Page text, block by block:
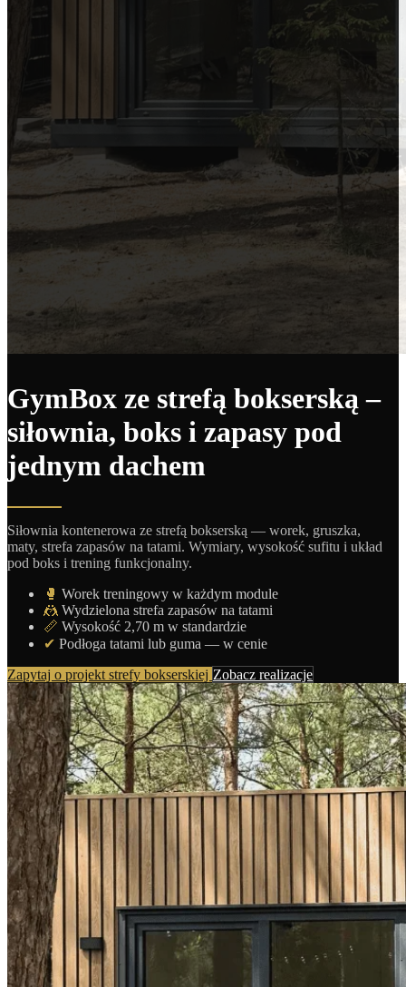
GymBox ze strefą bokserską –
siłownia, boks i zapasy pod
jednym dachem
Siłownia kontenerowa ze strefą bokserską — worek, gruszka,
maty, strefa zapasów na tatami. Wymiary, wysokość sufitu i układ
pod boks i trening funkcjonalny.
🥊 Worek treningowy w każdym module
🤼 Wydzielona strefa zapasów na tatami
📏 Wysokość 2,70 m w standardzie
✔ Podłoga tatami lub guma — w cenie
Zapytaj o projekt strefy bokserskiej Zobacz realizacje